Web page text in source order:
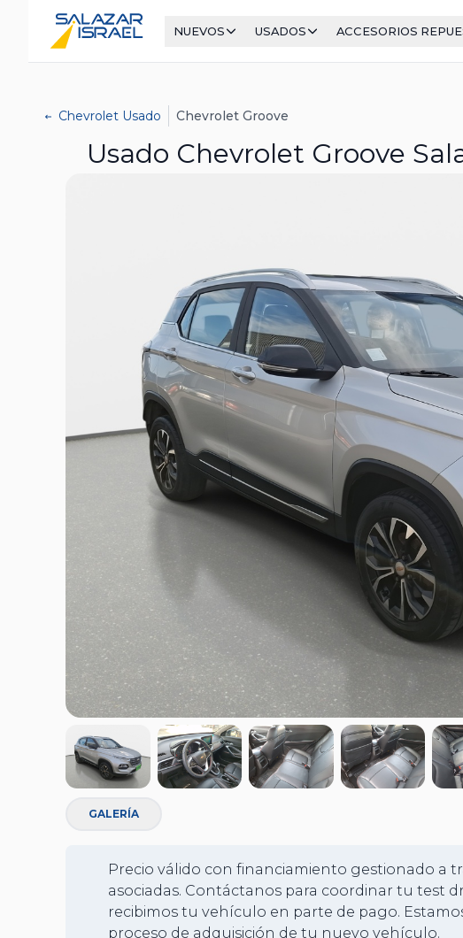
NUEVOS USADOS ACCESORIOS
Chevrolet Usado Chevrolet Groove
Usado Chevrolet Groove
GALERÍA
Precio válido con financiamiento gestionado a
asociadas. Contáctanos para coordinar tu test
recibimos tu vehículo en parte de pago.
proceso de adquisición de tu nuevo vehículo.